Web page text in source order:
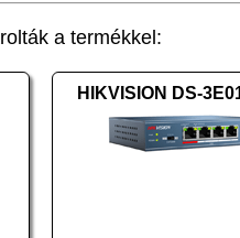
a termékkel:
HIKVISION DS-